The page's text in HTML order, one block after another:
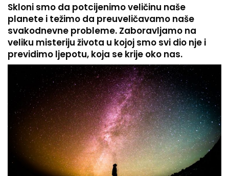
Skloni smo da potcijenimo veličinu naše
planete i težimo da preuveličavamo naše
svakodnevne probleme. Zaboravljamo na
veliku misteriju života u kojoj smo svi dio nje i
previdimo ljepotu, koja se krije oko nas.